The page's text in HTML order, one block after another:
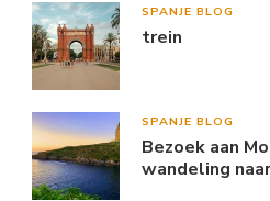
SPANJE BLOG
trein
SPANJE BLOG
Bezoek aan
wandeling